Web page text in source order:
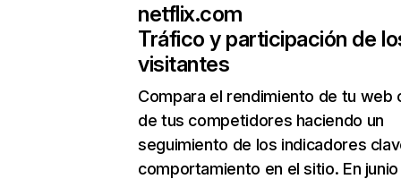
netflix.com
Tráfico y participación de
visitantes
Compara el rendimiento de tu web
de tus competidores haciendo un
seguimiento de los indicadores
comportamiento en el sitio. En junio